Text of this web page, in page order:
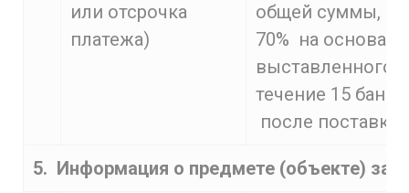
или отсрочка
платежа)
общей суммы,
70% на
выставленного
течение 15
после поставки
5. Информация о предмете (объекте)